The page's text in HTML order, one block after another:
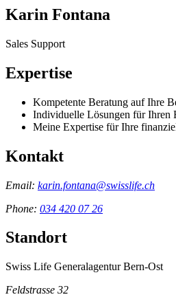
Karin Fontana
Sales Support
Expertise
Kompetente Beratung auf Ihre
Individuelle Lösungen für Ihren
Meine Expertise für Ihre
Kontakt
Email: karin.fontana@swisslife.ch
Phone: 034 420 07 26
Standort
Swiss Life Generalagentur Bern-Ost
Feldstrasse 32